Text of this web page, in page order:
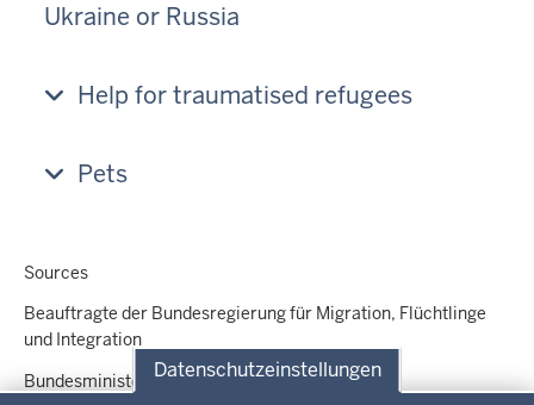
Datenschutzeinstellungen
Ukraine or Russia
Help for traumatised refugees
Pets
Sources
Beauftragte der Bundesregierung für Migration, Flüchtlinge
und Integration
Bundesministerium des Innern und für Heimat